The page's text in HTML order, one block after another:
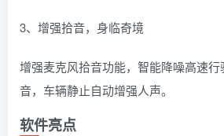
3、增强拾音，身临奇境
增强麦克风拾音功能，智能降噪高速
音，车辆静止自动增强人声。
软件亮点